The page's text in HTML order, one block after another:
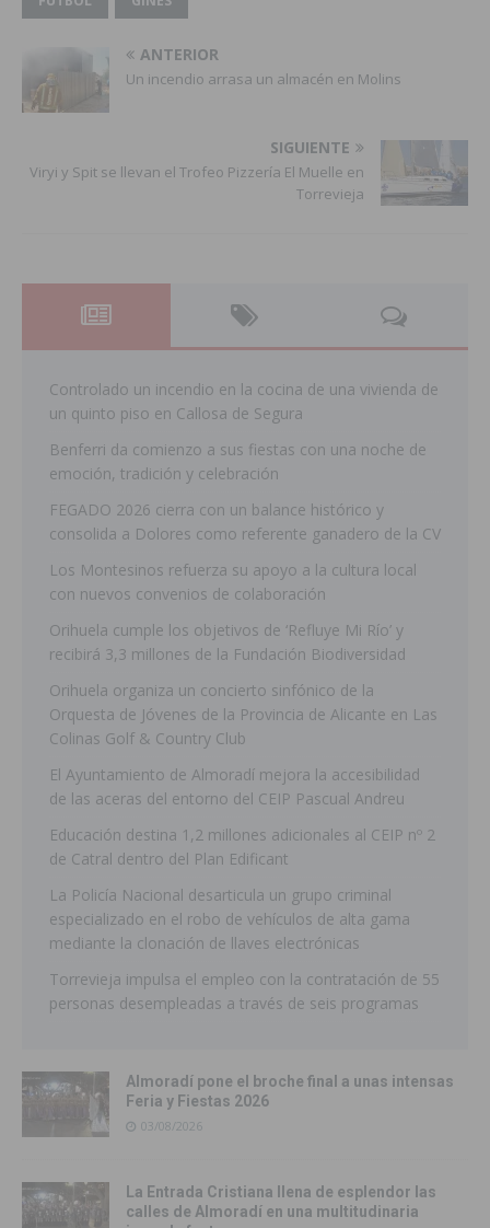
ANTERIOR
Un incendio arrasa un almacén en Molins
SIGUIENTE
Viryi y Spit se llevan el Trofeo Pizzería El Muelle en
Torrevieja
Controlado un incendio en la cocina de una vivienda de
un quinto piso en Callosa de Segura
Benferri da comienzo a sus fiestas con una noche de
emoción, tradición y celebración
FEGADO 2026 cierra con un balance histórico y
consolida a Dolores como referente ganadero de la CV
Los Montesinos refuerza su apoyo a la cultura local
con nuevos convenios de colaboración
Orihuela cumple los objetivos de ‘Refluye Mi Río’ y
recibirá 3,3 millones de la Fundación Biodiversidad
Orihuela organiza un concierto sinfónico de la
Orquesta de Jóvenes de la Provincia de Alicante en Las
Colinas Golf & Country Club
El Ayuntamiento de Almoradí mejora la accesibilidad
de las aceras del entorno del CEIP Pascual Andreu
Educación destina 1,2 millones adicionales al CEIP nº 2
de Catral dentro del Plan Edificant
La Policía Nacional desarticula un grupo criminal
especializado en el robo de vehículos de alta gama
mediante la clonación de llaves electrónicas
Torrevieja impulsa el empleo con la contratación de 55
personas desempleadas a través de seis programas
Almoradí pone el broche final a unas intensas
Feria y Fiestas 2026
03/08/2026
La Entrada Cristiana llena de esplendor las
calles de Almoradí en una multitudinaria